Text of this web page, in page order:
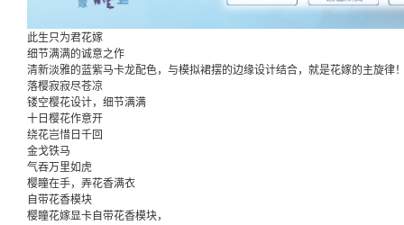
此生只为君花嫁
细节满满的诚意之作
清新淡雅的蓝紫马卡龙配色，与模拟裙摆的边缘设计结合，就是花嫁的主旋律
落樱寂寂尽苍凉
镂空樱花设计，细节满满
十日樱花作意开
绕花岂惜日千回
金戈铁马
气吞万里如虎
樱瞳在手，弄花香满衣
自带花香模块
樱瞳花嫁显卡自带花香模块，